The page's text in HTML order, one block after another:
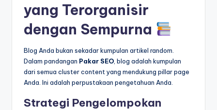
yang Terorganisir
dengan Sempurna
Blog Anda bukan sekadar kumpulan artikel random.
Dalam pandangan Pakar SEO , blog adalah kumpulan
dari semua cluster content yang mendukung pillar page
Anda. Ini adalah perpustakaan pengetahuan Anda.
Strategi Pengelompokan